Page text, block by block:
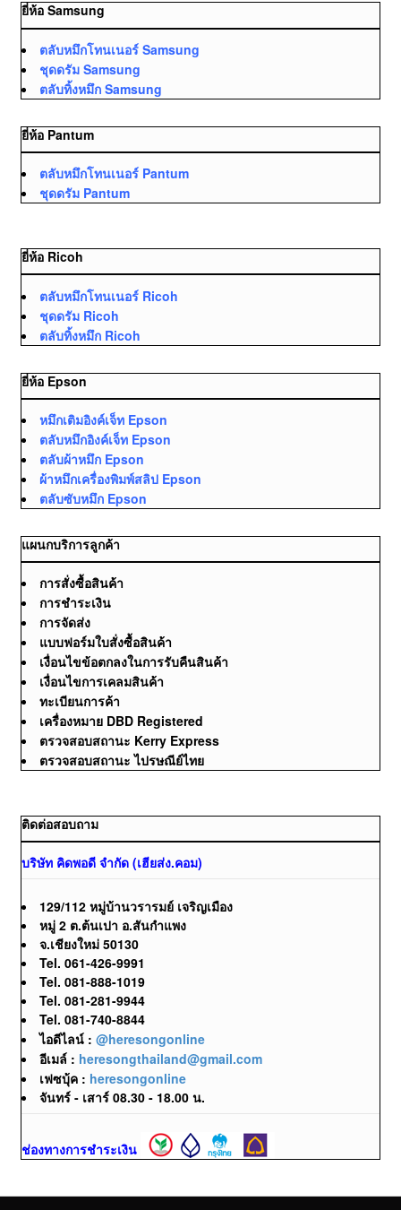
ยี่ห้อ Samsung
ตลับหมึกโทนเนอร์ Samsung
ชุดดรัม Samsung
ตลับทิ้งหมึก Samsung
ยี่ห้อ Pantum
ตลับหมึกโทนเนอร์ Pantum
ชุดดรัม Pantum
ยี่ห้อ Ricoh
ตลับหมึกโทนเนอร์ Ricoh
ชุดดรัม Ricoh
ตลับทิ้งหมึก Ricoh
ยี่ห้อ Epson
หมึกเติมอิงค์เจ็ท Epson
ตลับหมึกอิงค์เจ็ท Epson
ตลับผ้าหมึก Epson
ผ้าหมึกเครื่องพิมพ์สลิป Epson
ตลับซับหมึก Epson
แผนกบริการลูกค้า
การสั่งซื้อสินค้า
การชำระเงิน
การจัดส่ง
แบบฟอร์มใบสั่งซื้อสินค้า
เงื่อนไขข้อตกลงในการรับคืนสินค้า
เงื่อนไขการเคลมสินค้า
ทะเบียนการค้า
เครื่องหมาย DBD Registered
ตรวจสอบสถานะ Kerry Express
ตรวจสอบสถานะ ไปรษณีย์ไทย
ติดต่อสอบถาม
บริษัท คิดพอดี จำกัด (เฮียส่ง.คอม)
129/112 หมู่บ้านวรารมย์ เจริญเมือง
หมู่ 2 ต.ต้นเปา อ.สันกำแพง
จ.เชียงใหม่ 50130
Tel. 061-426-9991
Tel. 081-888-1019
Tel. 081-281-9944
Tel. 081-740-8844
ไอดีไลน์ : @heresongonline
อีเมล์ : heresongthailand@gmail.com
เฟซบุ้ค : heresongonline
จันทร์ - เสาร์ 08.30 - 18.00 น.
ช่องทางการชำระเงิน